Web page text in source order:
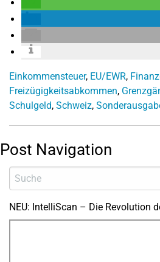
Einkommensteuer, EU/EWR,
Freizügigkeitsabkommen,
Schulgeld, Schweiz,
Post Navigation
NEU: IntelliScan – Die Revolution